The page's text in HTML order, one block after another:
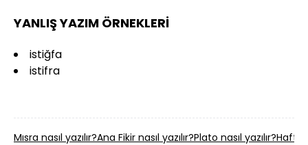
YANLIŞ YAZIM ÖRNEKLERİ
istiğfa
istifra
Mısra nasıl yazılır?Ana Fikir nasıl yazılır?Plato nasıl yazılır?Hafta